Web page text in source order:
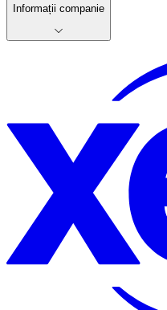
Informații companie